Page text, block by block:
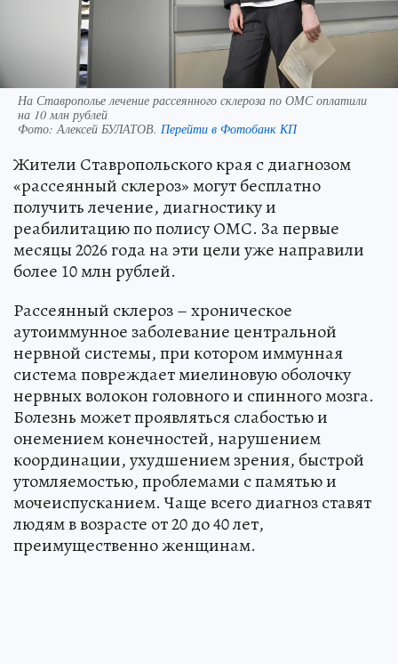
На Ставрополье лечение рассеянного склероза по ОМС оплатили
на 10 млн рублей
Фото: Алексей БУЛАТОВ. Перейти в Фотобанк КП
Жители Ставропольского края с диагнозом
«рассеянный склероз» могут бесплатно
получить лечение, диагностику и
реабилитацию по полису ОМС. За первые
месяцы 2026 года на эти цели уже направили
более 10 млн рублей.
Рассеянный склероз – хроническое
аутоиммунное заболевание центральной
нервной системы, при котором иммунная
система повреждает миелиновую оболочку
нервных волокон головного и спинного мозга.
Болезнь может проявляться слабостью и
онемением конечностей, нарушением
координации, ухудшением зрения, быстрой
утомляемостью, проблемами с памятью и
мочеиспусканием. Чаще всего диагноз ставят
людям в возрасте от 20 до 40 лет,
преимущественно женщинам.